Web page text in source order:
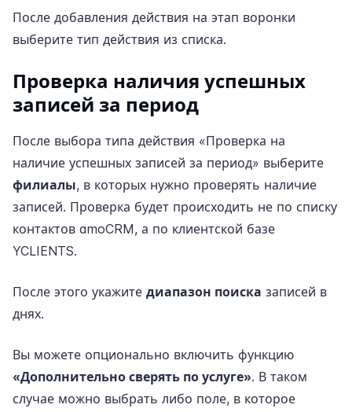
После добавления действия на этап воронки
выберите тип действия из списка.
Проверка наличия успешных
записей за период
После выбора типа действия «Проверка на
наличие успешных записей за период» выберите
филиалы, в которых нужно проверять наличие
записей. Проверка будет происходить не по списку
контактов amoCRM, а по клиентской базе
YCLIENTS.
После этого укажите диапазон поиска записей в
днях.
Вы можете опционально включить функцию
«Дополнительно сверять по услуге». В таком
случае можно выбрать либо поле, в которое